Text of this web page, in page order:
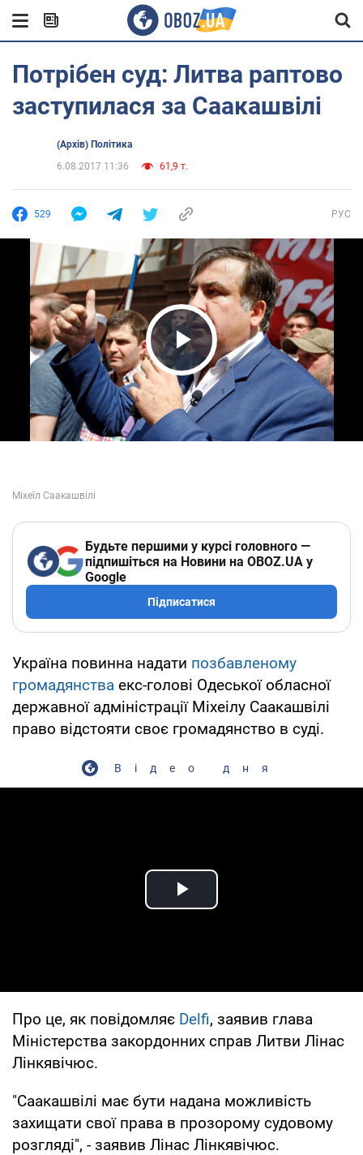
Потрібен суд: Литва раптово
заступилася за Саакашвілі
(Архів) Політика
6.08.2017 11:36
61,9 т.
529 РУС
Play Video
Будьте першими у курсі головного —
підпишіться на Новини на OBOZ.UA у
Google
Підписатися
Україна повинна надати позбавленому
громадянства екс-голові Одеської обласної
державної адміністрації Міхеілу Саакашвілі
право відстояти своє громадянство в суді.
Відео дня
Play Video
Про це, як повідомляє Delfi, заявив глава
Міністерства закордонних справ Литви Лінас
Лінкявічюс.
"Саакашвілі має бути надана можливість
захищати свої права в прозорому судовому
розгляді", - заявив Лінас Лінкявічюс.